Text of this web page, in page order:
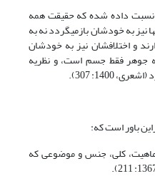
نسبت داده‏ شده که حقیقت همه
نیز به خودشان بازمی‏گردد نه به
و اختلاف‏شان نیز به خودشان
جوهر فقط جسم است، و نظریه
1400: 307).
باور است که:
کلی، جنس و موضوعی که